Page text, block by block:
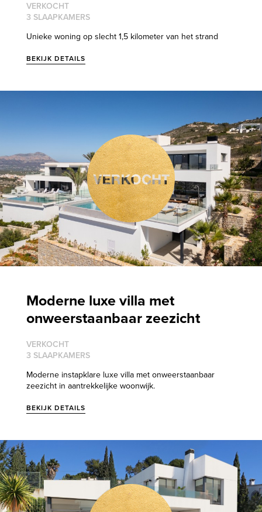
VERKOCHT
3 SLAAPKAMERS
Unieke woning op slecht 1,5 kilometer van het strand
BEKIJK DETAILS
Moderne luxe villa met
onweerstaanbaar zeezicht
VERKOCHT
3 SLAAPKAMERS
Moderne instapklare luxe villa met onweerstaanbaar
zeezicht in aantrekkelijke woonwijk.
BEKIJK DETAILS